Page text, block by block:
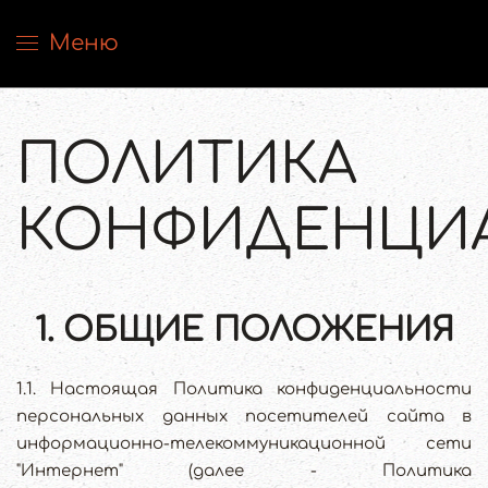
Перейти к содержимому
Меню
ПОЛИТИКА
1. ОБЩИЕ ПОЛОЖЕНИЯ
1.1. Настоящая Политика конфиденциальности
персональных данных посетителей сайта в
информационно-телекоммуникационной сети
"Интернет" (далее - Политика